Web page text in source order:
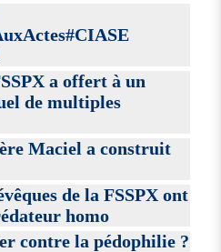
a offert à un
de multiples
Maciel a construit
de la FSSPX ont
homo
contre la pédophilie ?